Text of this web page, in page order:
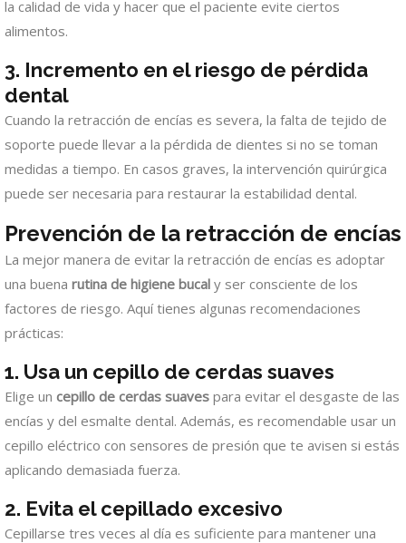
la calidad de vida y hacer que el paciente evite ciertos
alimentos.
3. Incremento en el riesgo de pérdida
dental
Cuando la retracción de encías es severa, la falta de tejido de
soporte puede llevar a la pérdida de dientes si no se toman
medidas a tiempo. En casos graves, la intervención quirúrgica
puede ser necesaria para restaurar la estabilidad dental.
Prevención de la retracción de encías
La mejor manera de evitar la retracción de encías es adoptar
una buena rutina de higiene bucal y ser consciente de los
factores de riesgo. Aquí tienes algunas recomendaciones
prácticas:
1. Usa un cepillo de cerdas suaves
Elige un cepillo de cerdas suaves para evitar el desgaste de las
encías y del esmalte dental. Además, es recomendable usar un
cepillo eléctrico con sensores de presión que te avisen si estás
aplicando demasiada fuerza.
2. Evita el cepillado excesivo
Cepillarse tres veces al día es suficiente para mantener una